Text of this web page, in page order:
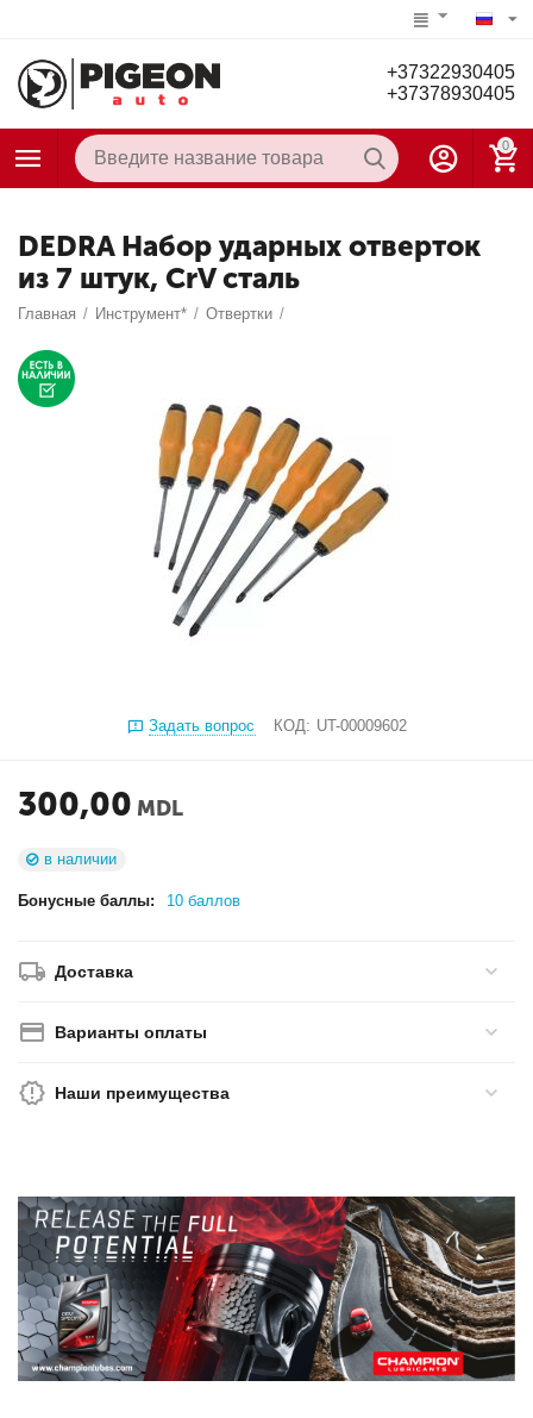
+37322930405
+37378930405
0
DEDRA Набор ударных отверток
из 7 штук, CrV сталь
Главная / Инструмент* / Отвертки /
Задать вопрос КОД: UT-00009602
300,00 MDL
в наличии
Бонусные баллы: 10 баллов
Доставка
Варианты оплаты
Наши преимущества